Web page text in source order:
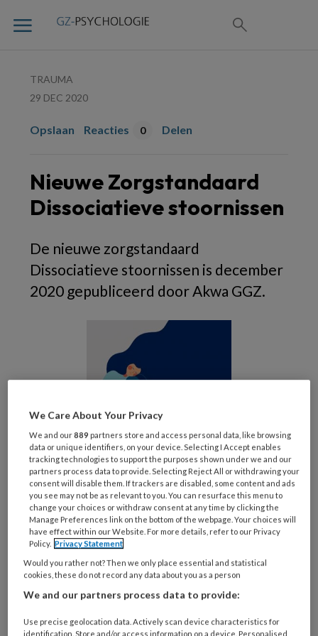
TRAUMA
29 DEC 2020
Opslaan Reacties 0 Delen
Nieuwe Zorgstandaard
Dissociatieve stoornissen
De nieuwe zorgstandaard
Dissociatieve stoornissen is december
2020 gepubliceerd door Akwa GGZ.
De zorgstandaard beschrijft vijf typen
dissociatieve stoornissen, helpt patiënten bij
het vinden van de juiste hulp en biedt
professionals handvatten voor de complexe
diagnostiek en behandeling. Professionals
kunnen dissociatieve stoornissen hiermee
eerder signaleren en samen met de patiënt
tijdiger een adequate behandeling vinden. De
te screenen en waar dan op te letten, en welke
We Care About Your Privacy
We and our889 partners store and access personal data, like browsing
data or unique identifiers, on your device. Selecting I Accept enables
tracking technologies to support the purposes shown under we and our
partners process data to provide. Selecting Reject All or withdrawing your
consent will disable them. If trackers are disabled, some content and ads
you see may not be as relevant to you. You can resurface this menu to
change your choices or withdraw consent at any time by clicking the
Manage Preferences link on the bottom of the webpage. Your choices will
have effect within our Website. For more details, refer to our Privacy
Policy. Privacy Statement
Would you rather not? Then we only place essential and statistical
cookies, these do not record any data about you as a person
We and our partners process data to provide:
Use precise geolocation data. Actively scan device characteristics for
identification. Store and/or access information on a device. Personalised